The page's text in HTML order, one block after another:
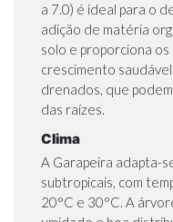
a 7.0) é ideal para o
adição de matéria
solo e proporciona
crescimento
drenados, que
das raízes.
Clima
A Garapeira adapta-
subtropicais, com
20°C e 30°C. A